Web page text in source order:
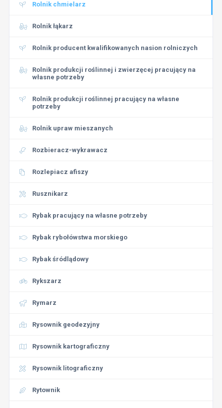
Rolnik chmielarz
Rolnik łąkarz
Rolnik producent kwalifikowanych nasion rolniczych
Rolnik produkcji roślinnej i zwierzęcej pracujący na
własne potrzeby
Rolnik produkcji roślinnej pracujący na własne
potrzeby
Rolnik upraw mieszanych
Rozbieracz-wykrawacz
Rozlepiacz afiszy
Rusznikarz
Rybak pracujący na własne potrzeby
Rybak rybołówstwa morskiego
Rybak śródlądowy
Rykszarz
Rymarz
Rysownik geodezyjny
Rysownik kartograficzny
Rysownik litograficzny
Rytownik